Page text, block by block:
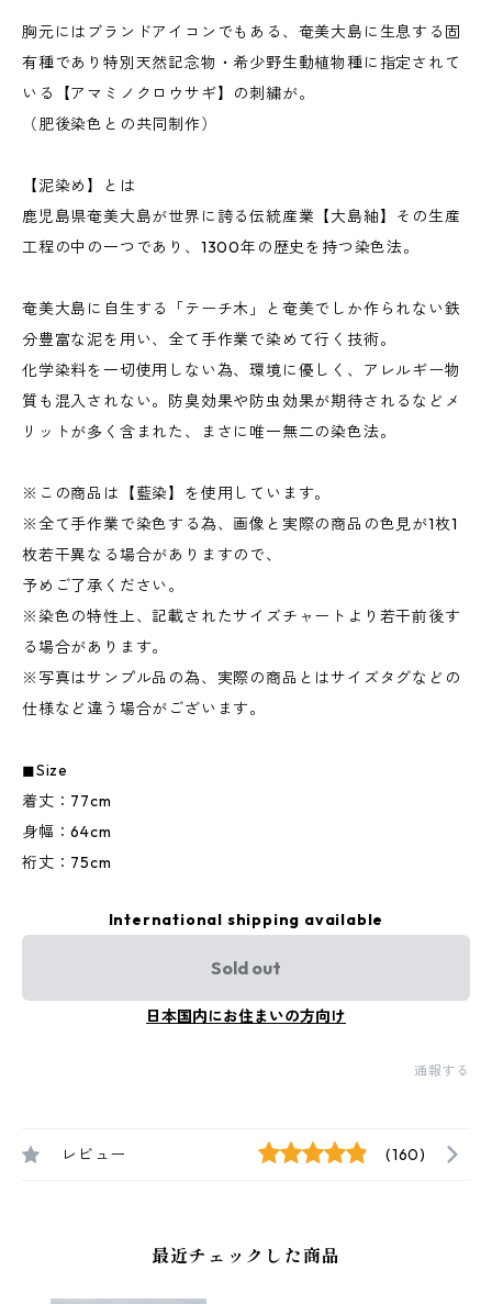
胸元にはブランドアイコンでもある、奄美大島に生息する固
有種であり特別天然記念物・希少野生動植物種に指定されて
いる【アマミノクロウサギ】の刺繍が。
（肥後染色との共同制作）
【泥染め】とは
鹿児島県奄美大島が世界に誇る伝統産業【大島紬】その生産
工程の中の一つであり、1300年の歴史を持つ染色法。
奄美大島に自生する「テーチ木」と奄美でしか作られない鉄
分豊富な泥を用い、全て手作業で染めて行く技術。
化学染料を一切使用しない為、環境に優しく、アレルギー物
質も混入されない。防臭効果や防虫効果が期待されるなどメ
リットが多く含まれた、まさに唯一無二の染色法。
※この商品は【藍染】を使用しています。
※全て手作業で染色する為、画像と実際の商品の色見が1枚1
枚若干異なる場合がありますので、
予めご了承ください。
※染色の特性上、記載されたサイズチャートより若干前後す
る場合があります。
※写真はサンプル品の為、実際の商品とはサイズタグなどの
仕様など違う場合がございます。
◼︎Size
着丈：77cm
身幅：64cm
裄丈：75cm
International shipping available
Sold out
日本国内にお住まいの方向け
通報する
レビュー (160)
最近チェックした商品